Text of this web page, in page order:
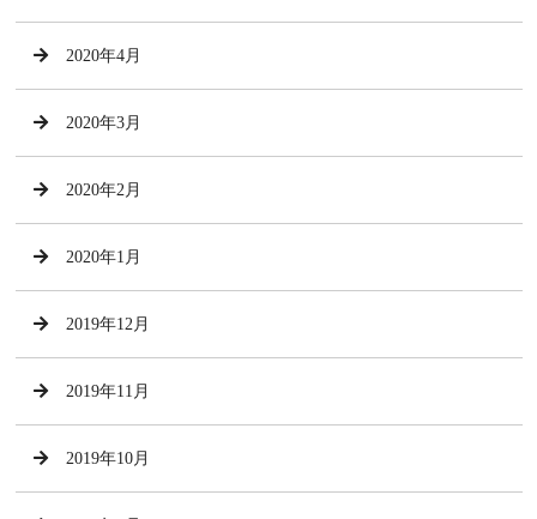
2020年4月
2020年3月
2020年2月
2020年1月
2019年12月
2019年11月
2019年10月